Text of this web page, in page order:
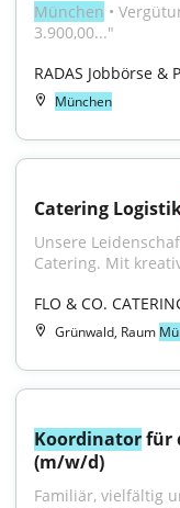
München •
3.900,00..."
RADAS Jobbörse
München
Catering
Unsere
Catering. Mit
FLO & CO.
Grünwald, Raum
Koordinator für
(m/w/d)
Familiär, vielfältig